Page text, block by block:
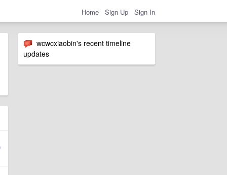
Home Sign Up Sign In
wcwcxiaobin's recent timeline
updates